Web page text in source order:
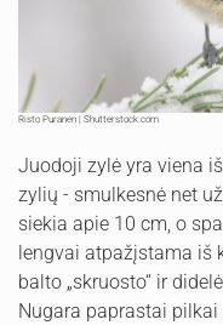
Risto Puranen | Shutterstock.com
Juodoji zylė yra viena
zylių - smulkesnė net
siekia apie 10 cm, o
lengvai atpažįstama iš
balto „skruosto“ ir
Nugara paprastai